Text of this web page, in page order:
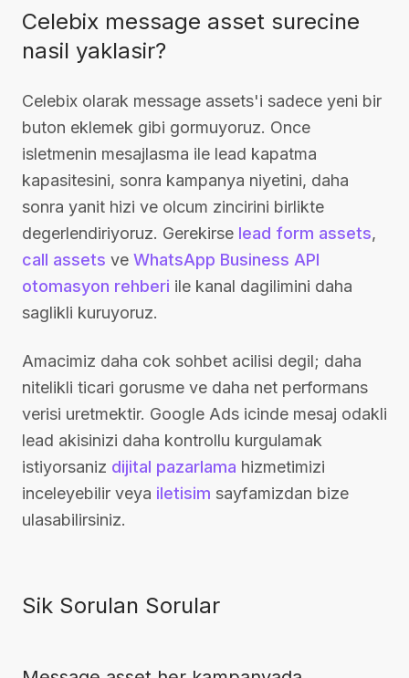
Celebix message asset surecine
nasil yaklasir?
Celebix olarak message assets'i sadece yeni bir
buton eklemek gibi gormuyoruz. Once
isletmenin mesajlasma ile lead kapatma
kapasitesini, sonra kampanya niyetini, daha
sonra yanit hizi ve olcum zincirini birlikte
degerlendiriyoruz. Gerekirse lead form assets,
call assets ve WhatsApp Business API
otomasyon rehberi ile kanal dagilimini daha
saglikli kuruyoruz.
Amacimiz daha cok sohbet acilisi degil; daha
nitelikli ticari gorusme ve daha net performans
verisi uretmektir. Google Ads icinde mesaj odakli
lead akisinizi daha kontrollu kurgulamak
istiyorsaniz dijital pazarlama hizmetimizi
inceleyebilir veya iletisim sayfamizdan bize
ulasabilirsiniz.
Sik Sorulan Sorular